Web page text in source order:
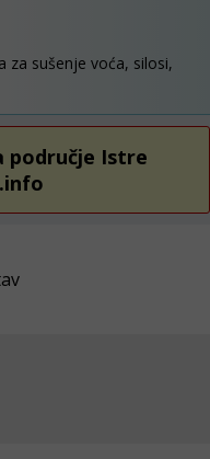
za sušenje voća, silosi,
područje Istre